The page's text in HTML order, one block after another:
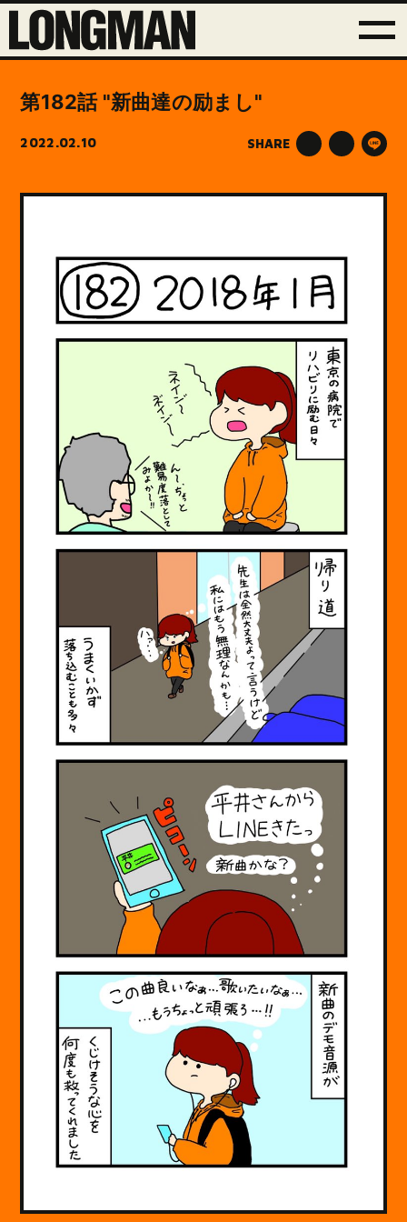
第182話 "新曲達の励まし"
2022.02.10 SHARE